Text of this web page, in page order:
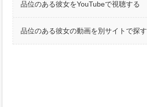
品位のある彼女をYouTubeで視聴する
品位のある彼女の動画を別サイトで探す